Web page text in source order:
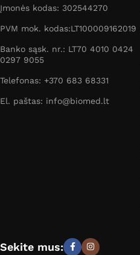
Įmonės kodas: 302544270
PVM mok. kodas:LT100009162019
Banko sąsk. nr.: LT70 4010 0424
0297 9055
Telefonas: +370 683 68331
El. paštas: info@biomed.lt
Sekite mus: